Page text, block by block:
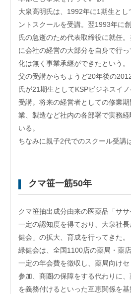
フィ
ス/
ンド
ネス
マッ
チン
グ
ビジ
ネス
ベー
ショ
大泉高明氏は、1992年に1期生とし
ントスクールを受講。翌1993年に
氏の急逝のため代表取締役に就任
に会社の経営の大部分を自身で行
化は無く事業承継ができたという。
父の受講からちょうど20年後の
氏が21期生としてKSPビジネスイ
受講。将来の経営者としての修業
業、製造など社内の各部署で実務
いる。
ちなみに親子2代でのスクール受講
クマ笹一筋50年
クマ笹抽出成分由来の医薬品「サ
一定の認知度を得ており、大泉社
健会」の拡大、育成を行ってきた。
緑健会は、全国1100店の薬局・薬
一定の年会費を徴収し、薬局向け
参加、商圏の保障をする代わりに
を義務付けるといった互恵関係を基